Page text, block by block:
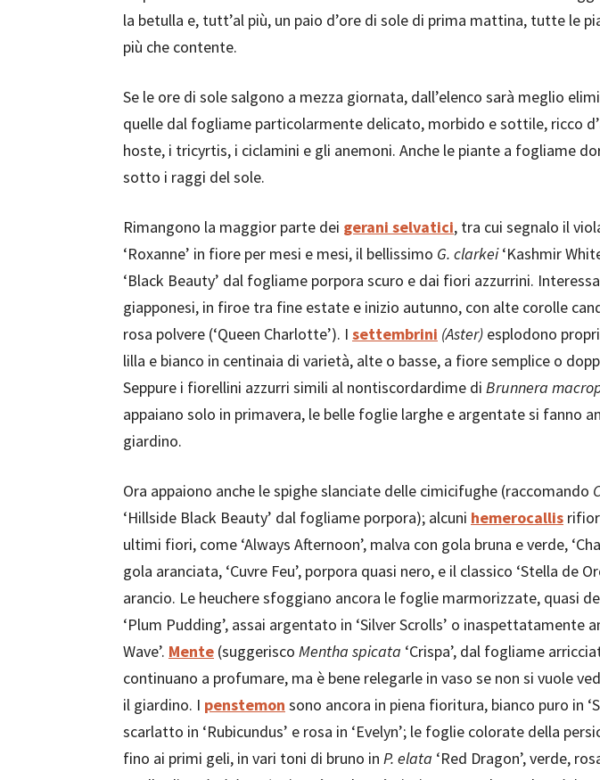
la betulla e, tutt’al più, un paio d’ore di sole di prima mattina, tutte le
più che contente.
Se le ore di sole salgono a mezza giornata, dall’elenco sarà meglio
quelle dal fogliame particolarmente delicato, morbido e sottile, ricco
hoste, i tricyrtis, i ciclamini e gli anemoni. Anche le piante a fogliame
sotto i raggi del sole.
Rimangono la maggior parte dei gerani selvatici, tra cui segnalo il
‘Roxanne’ in fiore per mesi e mesi, il bellissimo G. clarkei‘Kashmir
‘Black Beauty’ dal fogliame porpora scuro e dai fiori azzurrini.
giapponesi, in firoe tra fine estate e inizio autunno, con alte corolle
rosa polvere (‘Queen Charlotte’). I settembrini (Aster) esplodono
lilla e bianco in centinaia di varietà, alte o basse, a fiore semplice o
Seppure i fiorellini azzurri simili al nontiscordardime di Brunnera
appaiano solo in primavera, le belle foglie larghe e argentate si fanno
giardino.
Ora appaiono anche le spighe slanciate delle cimicifughe (raccomando
‘Hillside Black Beauty’ dal fogliame porpora); alcuni hemerocallis
ultimi fiori, come ‘Always Afternoon’, malva con gola bruna e verde,
gola aranciata, ‘Cuvre Feu’, porpora quasi nero, e il classico ‘Stella de
arancio. Le heuchere sfoggiano ancora le foglie marmorizzate, quasi
‘Plum Pudding’, assai argentato in ‘Silver Scrolls’ o inaspettatamente
Wave’. Mente (suggerisco Mentha spicata ‘Crispa’, dal fogliame
continuano a profumare, ma è bene relegarle in vaso se non si vuole
il giardino. I penstemon sono ancora in piena fioritura, bianco puro in
scarlatto in ‘Rubicundus’ e rosa in ‘Evelyn’; le foglie colorate della
fino ai primi geli, in vari toni di bruno in P. elata ‘Red Dragon’, verde,